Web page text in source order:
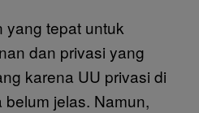
yang tepat untuk
dan privasi yang
karena UU privasi di
jelas. Namun,